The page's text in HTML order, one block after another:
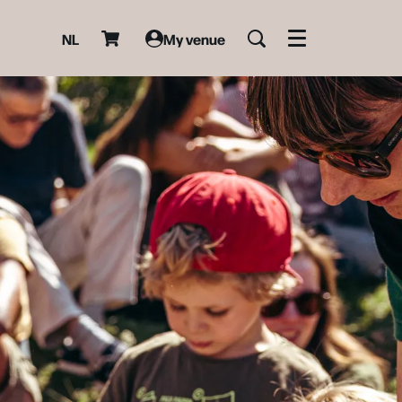
NL My venue Menu